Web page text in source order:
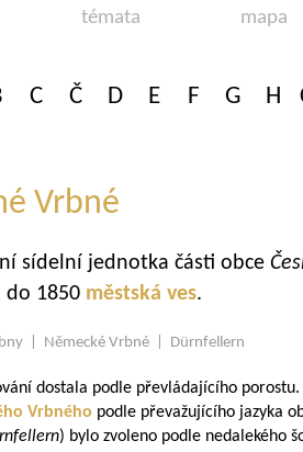
témata mapa
C Č D E F G H
Vrbné
sídelní jednotka části obce
do 1850 městská ves.
| Německé Vrbné | Dürnfellern
dostala podle převládajícího porostu.
Vrbného podle převažujícího jazyka
) bylo zvoleno podle nedalekého